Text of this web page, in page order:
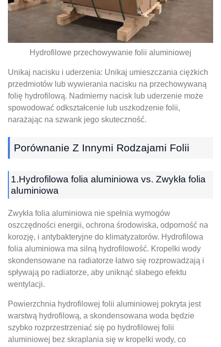
Hydrofilowe przechowywanie folii aluminiowej
Unikaj nacisku i uderzenia: Unikaj umieszczania ciężkich
przedmiotów lub wywierania nacisku na przechowywaną
folię hydrofilową. Nadmierny nacisk lub uderzenie może
spowodować odkształcenie lub uszkodzenie folii,
narażając na szwank jego skuteczność.
Porównanie Z Innymi Rodzajami Folii
1.Hydrofilowa folia aluminiowa vs. Zwykła folia
aluminiowa
Zwykła folia aluminiowa nie spełnia wymogów
oszczędności energii, ochrona środowiska, odporność na
korozję, i antybakteryjne do klimatyzatorów. Hydrofilowa
folia aluminiowa ma silną hydrofilowość. Kropelki wody
skondensowane na radiatorze łatwo się rozprowadzają i
spływają po radiatorze, aby uniknąć słabego efektu
wentylacji.
Powierzchnia hydrofilowej folii aluminiowej pokryta jest
warstwą hydrofilową, a skondensowana woda będzie
szybko rozprzestrzeniać się po hydrofilowej folii
aluminiowej bez skraplania się w kropelki wody, co